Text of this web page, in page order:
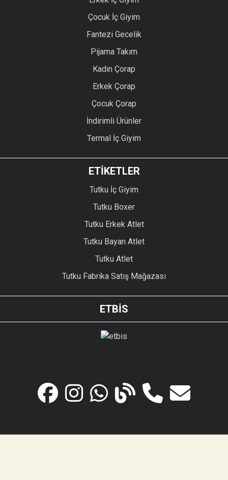
Çocuk İç Giyim
Fantezi Gecelik
Pijama Takım
Kadın Çorap
Erkek Çorap
Çocuk Çorap
İndirimli Ürünler
Termal İç Giyim
ETİKETLER
Tutku İç Giyim
Tutku Boxer
Tutku Erkek Atlet
Tutku Bayan Atlet
Tutku Atlet
Tutku Fabrika Satış Mağazası
ETBİS